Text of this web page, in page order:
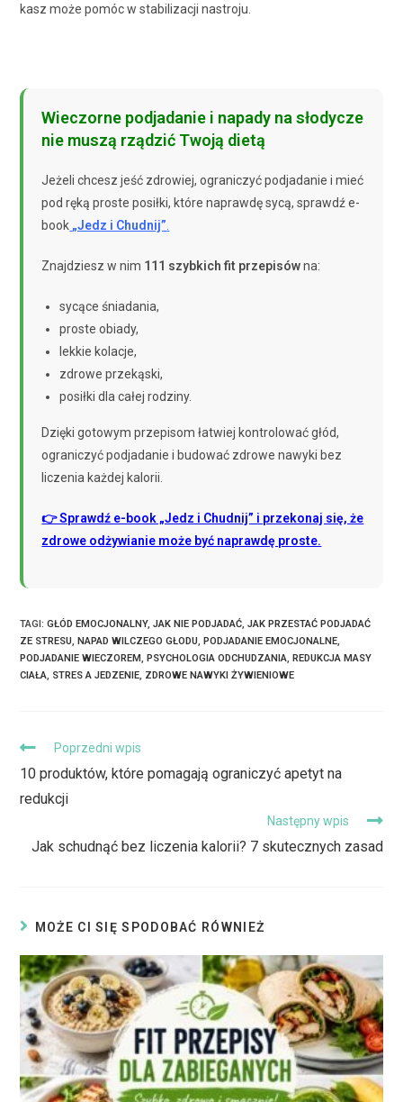
kasz może pomóc w stabilizacji nastroju.
Wieczorne podjadanie i napady na słodycze
nie muszą rządzić Twoją dietą
Jeżeli chcesz jeść zdrowiej, ograniczyć podjadanie i mieć
pod ręką proste posiłki, które naprawdę sycą, sprawdź e-
book „Jedz i Chudnij”
Znajdziesz w nim 111 szybkich fit przepisówna:
sycące śniadania,
proste obiady,
lekkie kolacje,
zdrowe przekąski,
posiłki dla całej rodziny.
Dzięki gotowym przepisom łatwiej kontrolować głód,
ograniczyć podjadanie i budować zdrowe nawyki bez
liczenia każdej kalorii.
👉 Sprawdź e-book „Jedz i Chudnij” i przekonaj się, że
zdrowe odżywianie może być naprawdę proste.
TAGI:GŁÓD EMOCJONALNY, JAK NIE PODJADAĆ JAK PRZESTAĆ PODJADAĆ
ZE STRESU NAPAD WILCZEGO GŁODU PODJADANIE EMOCJONALNE
PODJADANIE WIECZOREM PSYCHOLOGIA ODCHUDZANIA REDUKCJA MASY
CIAŁA STRES A JEDZENIE ZDROWE NAWYKI ŻYWIENIOWE
Poprzedni wpis
10 produktów, które pomagają ograniczyć apetyt na
redukcji
Następny wpis
Jak schudnąć bez liczenia kalorii? 7 skutecznych zasad
MOŻE CI SIĘ SPODOBAĆ RÓWNIEŻ